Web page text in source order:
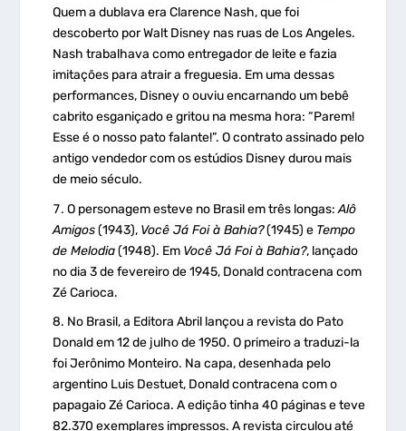
Quem a dublava era Clarence Nash, que foi
descoberto por Walt Disney nas ruas de Los Angeles.
Nash trabalhava como entregador de leite e fazia
imitações para atrair a freguesia. Em uma dessas
performances, Disney o ouviu encarnando um bebê
cabrito esganiçado e gritou na mesma hora: “Parem!
Esse é o nosso pato falante!”. O contrato assinado pelo
antigo vendedor com os estúdios Disney durou mais
de meio século.
O personagem esteve no Brasil em três longas:Alô
Amigos(1943), Você Já Foi à Bahia?(1945) e Tempo
de Melodia(1948). Em Você Já Foi à Bahia?, lançado
no dia 3 de fevereiro de 1945, Donald contracena com
Zé Carioca.
No Brasil, a Editora Abril lançou a revista do Pato
Donald em 12 de julho de 1950. O primeiro a traduzi-la
foi Jerônimo Monteiro. Na capa, desenhada pelo
argentino Luis Destuet, Donald contracena com o
papagaioZé Carioca. A edição tinha 40 páginas e teve
82.370 exemplares impressos. A revista circulou até